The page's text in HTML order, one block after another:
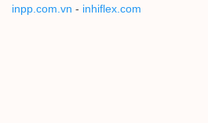
inpp.com.vn - inhiflex.com